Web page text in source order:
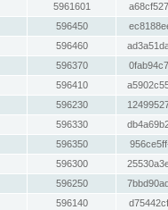
5961601
596450
596460
596370
596410
596230
596330
596350
596300
596250
596140